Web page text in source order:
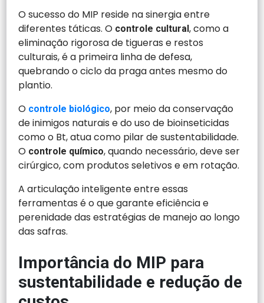
O sucesso do MIP reside na sinergia entre
diferentes táticas. O controle cultural, como a
eliminação rigorosa de tigueras e restos
culturais, é a primeira linha de defesa,
quebrando o ciclo da praga antes mesmo do
plantio.
O controle biológico, por meio da conservação
de inimigos naturais e do uso de bioinseticidas
como o Bt, atua como pilar de sustentabilidade.
O controle químico, quando necessário, deve ser
cirúrgico, com produtos seletivos e em rotação.
A articulação inteligente entre essas
ferramentas é o que garante eficiência e
perenidade das estratégias de manejo ao longo
das safras.
Importância do MIP para
sustentabilidade e redução de